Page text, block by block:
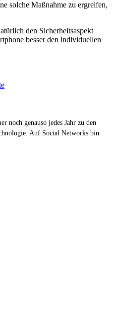
solche Maßnahme zu ergreifen,
den Sicherheitsaspekt
besser den individuellen
noch genauso jedes Jahr zu den
Auf Social Networks bin